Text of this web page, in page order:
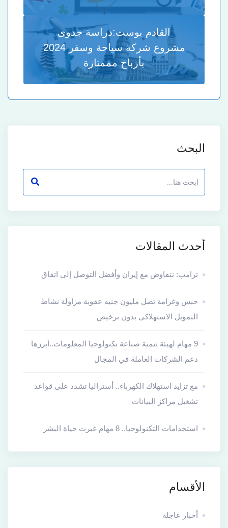
القادم بوست:دراسة جدوى
مشروع شركة سياحة وسفر 2024
بأرباح مممتازة
البحث
أحدث المقالات
ترامب: نتفاوض مع إيران وأفضل التوصل إلى اتفاق
حبس وغرامة تصل مليون جنيه عقوبة مزاولة نشاط
التمويل الاستهلاكى بدون ترخيص
9 مهام لهيئة تنمية صناعة تكنولوجيا المعلومات..أبرزها
دعم الشركات العاملة في المجال
مع تزايد استهلاك الكهرباء.. أستراليا تشدد على قواعد
تشغيل مراكز البيانات
استخدامات التكنولوجيا.. 8 مهام غيرت حياة البشر
الأقسام
أخبار عاجلة